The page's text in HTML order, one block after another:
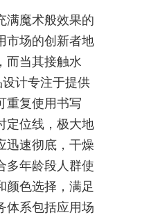
满魔术般效果的
市场的创新者地
而当其接触水
计专注于提供
重复使用书写
定位线，极大地
迅速彻底，干燥
多年龄段人群使
颜色选择，满足
体系包括应用场